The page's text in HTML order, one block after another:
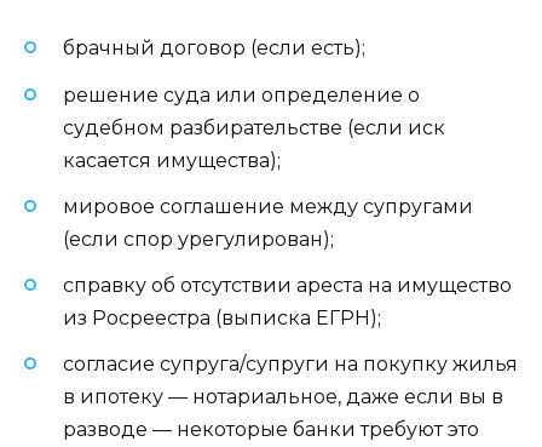
брачный договор (если есть);
решение суда или определение о
судебном разбирательстве (если иск
касается имущества);
мировое соглашение между супругами
(если спор урегулирован);
справку об отсутствии ареста на имущество
из Росреестра (выписка ЕГРН);
согласие супруга/супруги на покупку жилья
в ипотеку — нотариальное, даже если вы в
разводе — некоторые банки требуют это